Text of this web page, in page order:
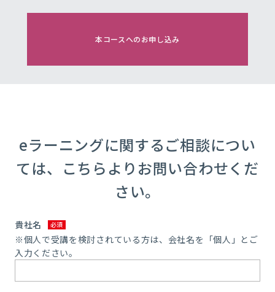
本コースへのお申し込み
eラーニングに関するご相談につい
ては、こちらよりお問い合わせくだ
さい。
貴社名
※個人で受講を検討されている方は、会社名を「個人」とご
入力ください。